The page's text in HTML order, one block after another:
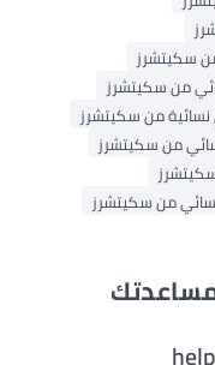
سكيتشرز
من سكيتشرز
نسائية من سكيتشرز
من سكيتشرز
من سكيتشرز